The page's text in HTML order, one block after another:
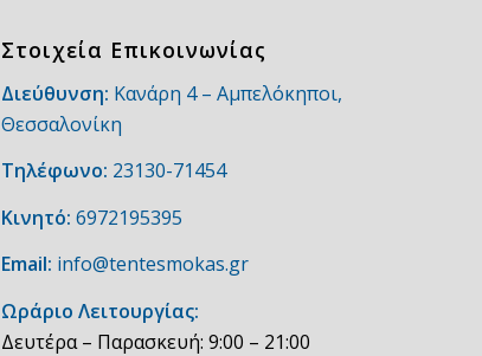
Στοιχεία Επικοινωνίας
Διεύθυνση: Κανάρη 4 – Αμπελόκηποι,
Θεσσαλονίκη
Τηλέφωνο: 23130-71454
Κινητό: 6972195395
Email: info@tentesmokas.gr
Ωράριο Λειτουργίας:
Δευτέρα – Παρασκευή: 9:00 – 21:00